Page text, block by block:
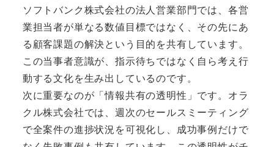
ソフトバンク株式会社の法人営業部門では、各営
業担当者が単なる数値目標ではなく、その先にあ
る顧客課題の解決という目的を共有しています。
この当事者意識が、指示待ちではなく自ら考え行
動する文化を生み出しているのです。
次に重要なのが「情報共有の透明性」です。オラ
クル株式会社では、週次のセールスミーティング
で全案件の進捗状況を可視化し、成功事例だけで